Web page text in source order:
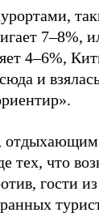
7–8%,
4–6%,
и
тех, что
гости